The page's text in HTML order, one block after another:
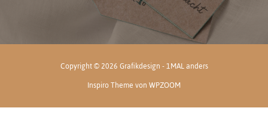
Copyright © 2026 Grafikdesign - 1MAL anders
Inspiro ThemevonWPZOOM